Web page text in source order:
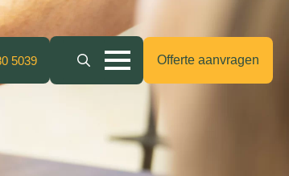
5039
Search
Offerte aanvragen